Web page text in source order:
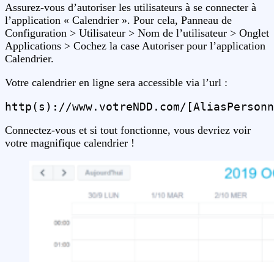
Assurez-vous d’autoriser les utilisateurs à se connecter à
l’application « Calendrier ». Pour cela, Panneau de
Configuration > Utilisateur > Nom de l’utilisateur > Onglet
Applications > Cochez la case Autoriser pour l’application
Calendrier.
Votre calendrier en ligne sera accessible via l’url :
http(s)://www.votreNDD.com/
Connectez-vous et si tout fonctionne, vous devriez voir
votre magnifique calendrier !